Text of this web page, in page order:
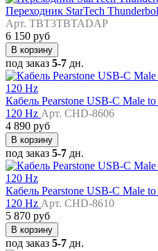
Переходник StarTech
Арт. TBT3TBTADAP
6 150 руб
В корзину
под заказ 5-7 дн.
Кабель Pearstone USB-C Male
120 Hz Арт. CHD-8606
4 890 руб
В корзину
под заказ 5-7 дн.
Кабель Pearstone USB-C Male
120 Hz Арт. CHD-8610
5 870 руб
В корзину
под заказ 5-7 дн.